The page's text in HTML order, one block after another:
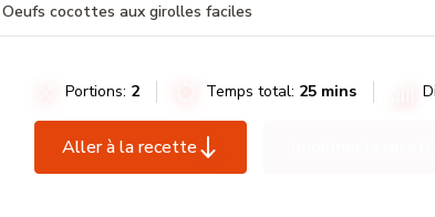
Oeufs cocottes aux girolles faciles
Portions: 2 Temps total: 25 mins
Aller à la recette